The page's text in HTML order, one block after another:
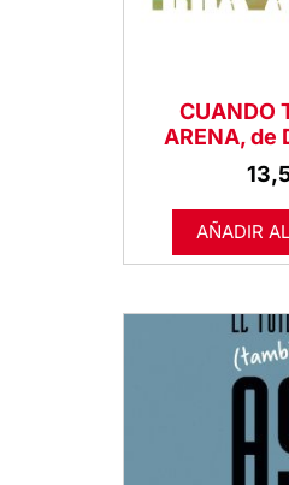
CUANDO
ARENA, de
AÑADIR